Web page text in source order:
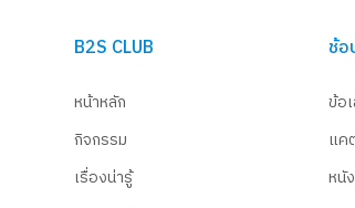
B2S CLUB
หน้าหลัก
กิจกรรม
เรื่องน่ารู้
ช้อ
ข้อ
แค
หนั